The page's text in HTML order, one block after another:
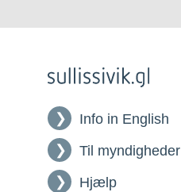
Info in English
Til myndigheder
Hjælp